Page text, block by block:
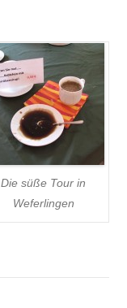
Die süße Tour in
Weferlingen